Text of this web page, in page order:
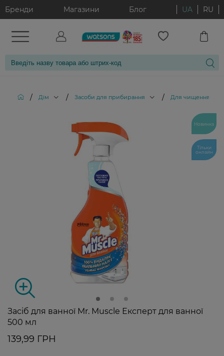
Бренди Магазини Блог UA RU
/ Дім / Засоби для прибирання / Для чищення
Новинка
Тільки
онлайн
Засіб для ванної Mr. Muscle Експерт для ванної
500 мл
139,99 ГРН